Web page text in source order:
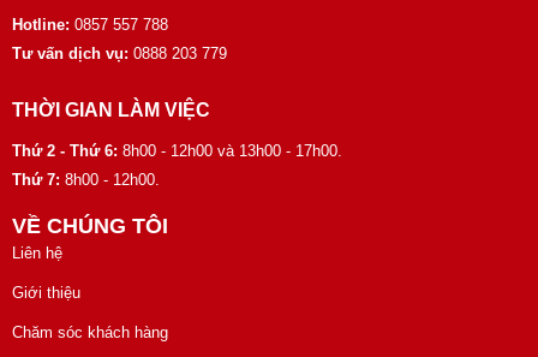
Hotline: 0857 557 788
Tư vấn dịch vụ: 0888 203 779
THỜI GIAN LÀM VIỆC
Thứ 2 - Thứ 6: 8h00 - 12h00 và 13h00 - 17h00.
Thứ 7: 8h00 - 12h00.
VỀ CHÚNG TÔI
Liên hệ
Giới thiệu
Chăm sóc khách hàng